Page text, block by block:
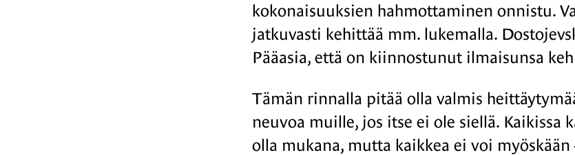
kokonaisuuksien hahmottaminen onnistu.
jatkuvasti kehittää mm. lukemalla.
Pääasia, että on kiinnostunut ilmaisunsa
Tämän rinnalla pitää olla valmis
neuvoa muille, jos itse ei ole siellä. Kaikissa
olla mukana, mutta kaikkea ei voi myöskään